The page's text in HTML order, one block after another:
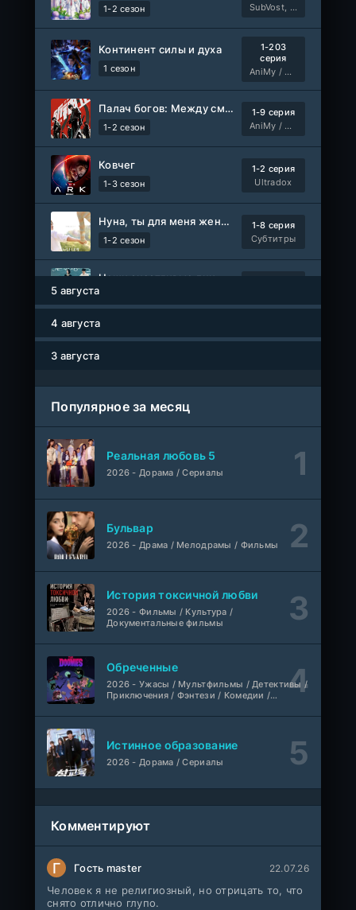
1-2 сезон
SubVost, Манипулятор
Континент силы и духа
1 сезон
1-203
серия
AniMy / RuChiMe
Палач богов: Между смертным и божественным царством 2
1-2 сезон
1-9 серия
AniMy / RuChiMe
Ковчег
1-3 сезон
1-2 серия
Ultradox
Нуна, ты для меня женщина 2
1-2 сезон
1-8 серия
Субтитры
Наши счастливые дни
1-10 серия
Фильм
1 сезон
1 сезон
Манипулятор, SubVost, AnimeVost
1-5 серия
Связанные судьбой
1 сезон
Мыльные оперы Турции, AlisaDirilis, Субтитры
Шатёр чародея
1 сезон
1-6 серия
Дубляж
5 августа
4 августа
3 августа
Популярное за месяц
Реальная любовь 5
2026 - Дорама / Сериалы
Бульвар
2026 - Драма / Мелодрамы / Фильмы
История токсичной любви
2026 - Фильмы / Культура /
Документальные фильмы
Обреченные
2026 - Ужасы / Мультфильмы / Детективы /
Приключения / Фэнтези / Комедии /
Истинное образование
2026 - Дорама / Сериалы
Комментируют
Г Гость master 22.07.26
Человек я не религиозный, но отрицать то, что
снято отлично глупо.